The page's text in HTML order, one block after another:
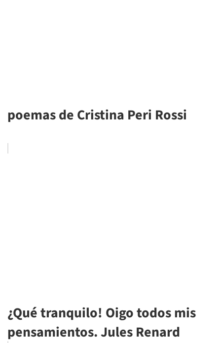
poemas de Cristina Peri Rossi
¿Qué tranquilo! Oigo todos mis
pensamientos. Jules Renard